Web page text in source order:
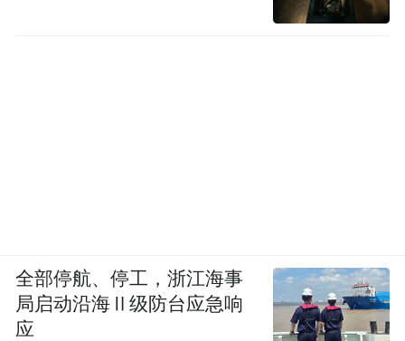
全部停航、停工，浙江海事
局启动沿海Ⅱ级防台应急响
应